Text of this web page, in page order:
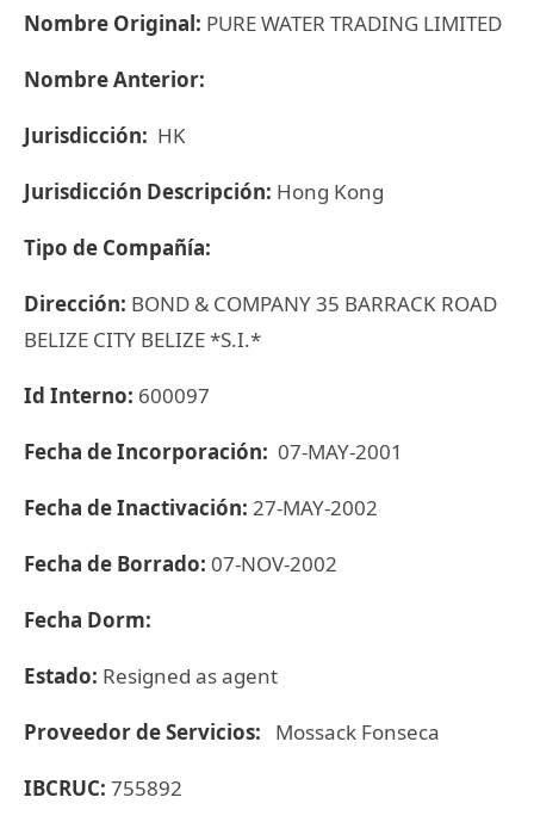
Nombre Original: PURE WATER TRADING LIMITED
Nombre Anterior:
Jurisdicción: HK
Jurisdicción Descripción: Hong Kong
Tipo de Compañía:
Dirección: BOND & COMPANY 35 BARRACK ROAD
BELIZE CITY BELIZE *S.I.*
Id Interno: 600097
Fecha de Incorporación: 07-MAY-2001
Fecha de Inactivación: 27-MAY-2002
Fecha de Borrado: 07-NOV-2002
Fecha Dorm:
Estado: Resigned as agent
Proveedor de Servicios: Mossack Fonseca
IBCRUC: 755892